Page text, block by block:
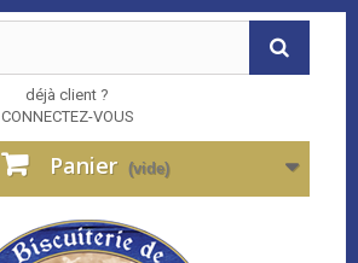
déjà client ?
CONNECTEZ-VOUS
Panier (vide)